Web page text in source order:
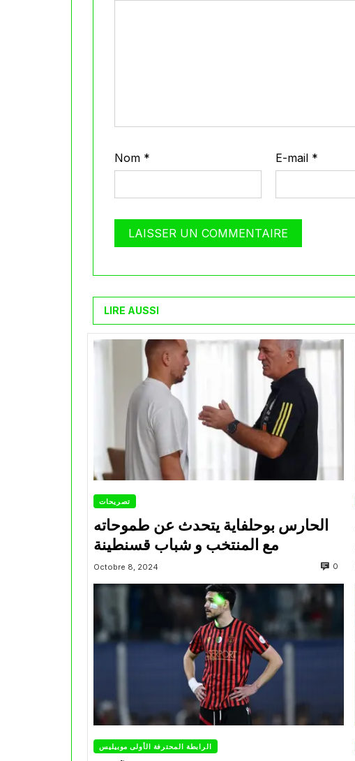
Nom * E-mail *
LIRE AUSSI
تصريحات
الحارس بوحلفاية يتحدث عن طموحاته
مع المنتخب و شباب قسنطينة
Octobre 8, 2024 0
الرابطة المحترفة الأولى موبيليس